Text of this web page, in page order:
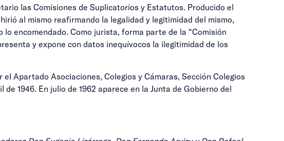
las Comisiones de Suplicatorios y Estatutos. Producido el
al mismo reafirmando la legalidad y legitimidad del mismo,
encomendado. Como jurista, forma parte de la “Comisión
y expone con datos inequívocos la ilegitimidad de los
Apartado Asociaciones, Colegios y Cámaras, Sección Colegios
1946. En julio de 1962 aparece en la Junta de Gobierno del